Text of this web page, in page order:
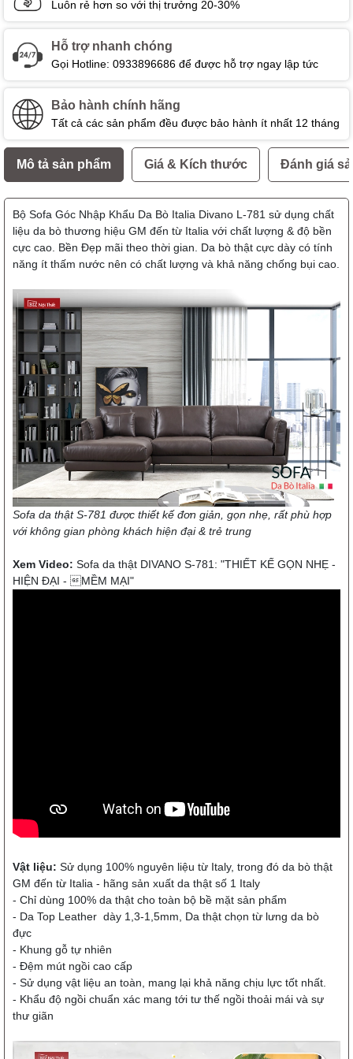
Luôn rẻ hơn so với thị trưởng 20-30%
Hỗ trợ nhanh chóng
Gọi Hotline: 0933896686 để được hỗ trợ ngay lập tức
Bảo hành chính hãng
Tất cả các sản phẩm đều được bảo hành ít nhất 12 tháng
Mô tả sản phẩm Giá & Kích thước Đánh giá
Bộ Sofa Góc Nhập Khẩu Da Bò Italia Divano L-781 sử dụng chất
liệu da bò thương hiệu GM đến từ Italia với chất lượng & độ bền
cực cao. Bền Đẹp mãi theo thời gian. Da bò thật cực dày có tính
năng ít thấm nước nên có chất lượng và khả năng chống bụi cao.
Sofa da thật S-781 được thiết kế đơn giản, gọn nhẹ, rất phù hợp
với không gian phòng khách hiện đại & trẻ trung
Xem Video: Sofa da thật DIVANO S-781: "THIẾT KẾ GỌN NHẸ -
HIỆN ĐẠI - MỀM MẠI"
Vật liệu: Sử dụng 100% nguyên liệu từ Italy, trong đó da bò thật
GM đến từ Italia - hãng sản xuất da thật số 1 Italy
- Chỉ dùng 100% da thật cho toàn bộ bề mặt sản phẩm
- Da Top Leather dày 1,3-1,5mm, Da thật chọn từ lưng da bò
đực
- Khung gỗ tự nhiên
- Đệm mút ngồi cao cấp
- Sử dụng vật liệu an toàn, mang lại khả năng chịu lực tốt nhất.
- Khẩu độ ngồi chuẩn xác mang tới tư thế ngồi thoải mái và sự
thư giãn